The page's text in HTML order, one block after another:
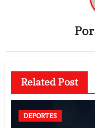
Por
Related Post
DEPORTES